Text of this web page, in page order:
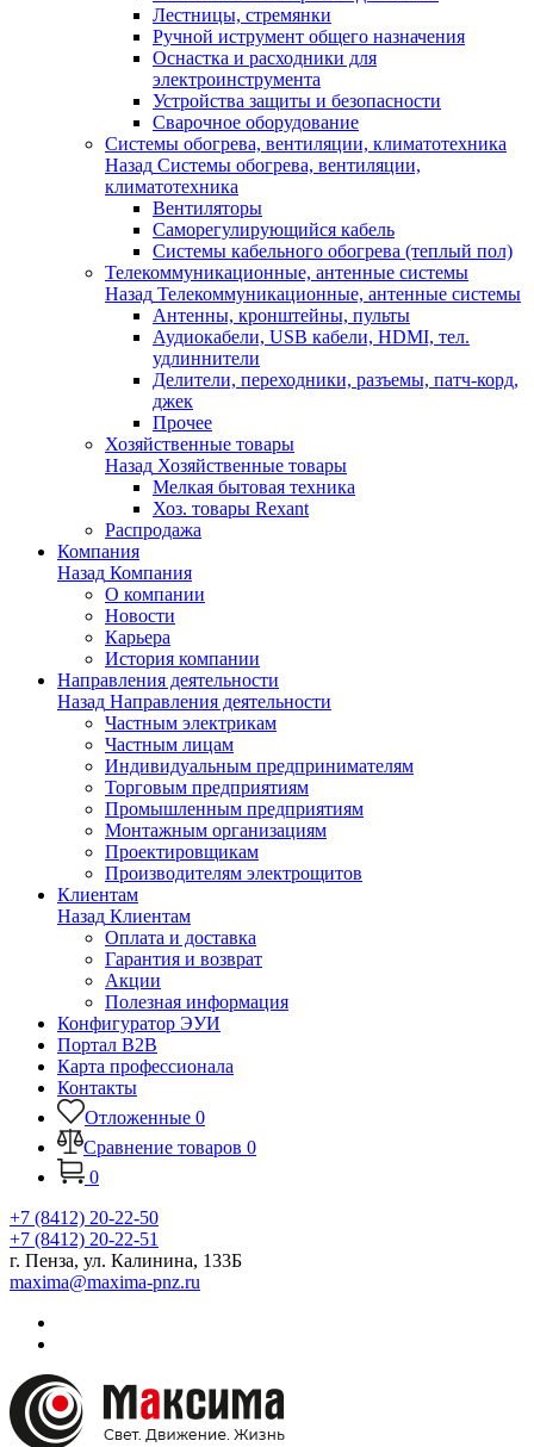
Лестницы, стремянки
Ручной иструмент общего назначения
Оснастка и расходники для
электроинструмента
Устройства защиты и безопасности
Сварочное оборудование
Системы обогрева, вентиляции, климатотехника
Назад Системы обогрева, вентиляции,
климатотехника
Вентиляторы
Саморегулирующийся кабель
Системы кабельного обогрева (теплый пол)
Телекоммуникационные, антенные системы
Назад Телекоммуникационные, антенные системы
Антенны, кронштейны, пульты
Аудиокабели, USB кабели, HDMI, тел.
удлиннители
Делители, переходники, разъемы, патч-корд,
джек
Прочее
Хозяйственные товары
Назад Хозяйственные товары
Мелкая бытовая техника
Хоз. товары Rexant
Распродажа
Компания
Назад Компания
О компании
Новости
Карьера
История компании
Направления деятельности
Назад Направления деятельности
Частным электрикам
Частным лицам
Индивидуальным предпринимателям
Торговым предприятиям
Промышленным предприятиям
Монтажным организациям
Проектировщикам
Производителям электрощитов
Клиентам
Назад Клиентам
Оплата и доставка
Гарантия и возврат
Акции
Полезная информация
Конфигуратор ЭУИ
Портал B2B
Карта профессионала
Контакты
Отложенные 0
Сравнение товаров 0
0
+7 (8412) 20-22-50
+7 (8412) 20-22-51
г. Пенза, ул. Калинина, 133Б
maxima@maxima-pnz.ru